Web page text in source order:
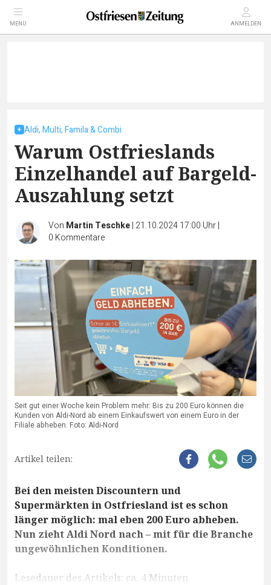
MENÜ ANMELDEN
Aldi, Multi, Famila & Combi
Warum Ostfrieslands
Einzelhandel auf Bargeld-
Auszahlung setzt
Von Martin Teschke| 21.10.2024 17:00 Uhr|
0 Kommentare
Seit gut einer Woche kein Problem mehr: Bis zu 200 Euro können die
Kunden von Aldi-Nord ab einem Einkaufswert von einem Euro in der
Filiale abheben. Foto: Aldi-Nord
Artikel teilen:
Bei den meisten Discountern und
Supermärkten in Ostfriesland ist es schon
länger möglich: mal eben 200 Euro abheben.
Nun zieht Aldi Nord nach – mit für die Branche
ungewöhnlichen Konditionen.
Lesedauer des Artikels: ca. 4 Minuten